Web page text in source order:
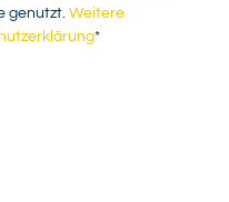
genutzt.Weitere
*